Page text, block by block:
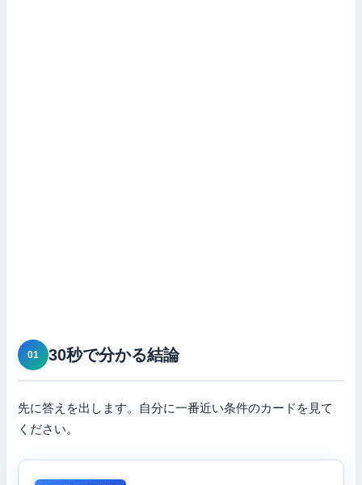
30秒で分かる結論
先に答えを出します。自分に一番近い条件のカードを見て
ください。